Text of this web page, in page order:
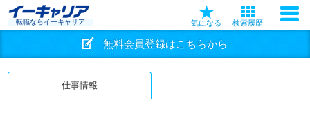
転職ならイーキャリア 気になる 検索履歴
無料会員登録はこちらから
仕事情報